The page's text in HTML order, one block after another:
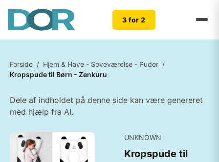
3 for 2
Forside / Hjem & Have - Soveværelse - Puder /
Kropspude til Børn - Zenkuru
Dele af indholdet på denne side kan være genereret
med hjælp fra AI.
UNKNOWN
Kropspude til